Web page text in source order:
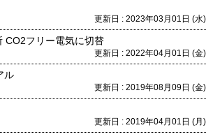
更新日 : 2023年03月01日 (水)
フリー電気に切替
更新日 : 2022年04月01日 (金)
ル
更新日 : 2019年08月09日 (金)
更新日 : 2019年04月01日 (月)